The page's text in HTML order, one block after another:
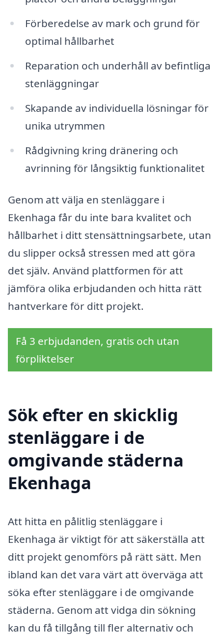
Förberedelse av mark och grund för
optimal hållbarhet
Reparation och underhåll av befintliga
stenläggningar
Skapande av individuella lösningar för
unika utrymmen
Rådgivning kring dränering och
avrinning för långsiktig funktionalitet
Genom att välja en stenläggare i
Ekenhaga får du inte bara kvalitet och
hållbarhet i ditt stensättningsarbete, utan
du slipper också stressen med att göra
det själv. Använd plattformen för att
jämföra olika erbjudanden och hitta rätt
hantverkare för ditt projekt.
Få 3 erbjudanden, gratis och utan
förpliktelser
Sök efter en skicklig
stenläggare i de
omgivande städerna
Ekenhaga
Att hitta en pålitlig stenläggare i
Ekenhaga är viktigt för att säkerställa att
ditt projekt genomförs på rätt sätt. Men
ibland kan det vara värt att överväga att
söka efter stenläggare i de omgivande
städerna. Genom att vidga din sökning
kan du få tillgång till fler alternativ och